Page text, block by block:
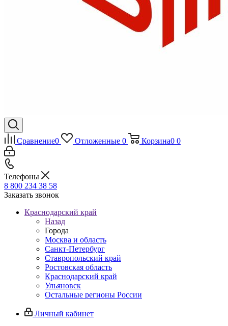
Сравнение0 Отложенные 0 Корзина0 0
Телефоны
8 800 234 38 58
Заказать звонок
Краснодарский край
Назад
Города
Москва и область
Санкт-Петербург
Ставропольский край
Ростовская область
Краснодарский край
Ульяновск
Остальные регионы России
Личный кабинет